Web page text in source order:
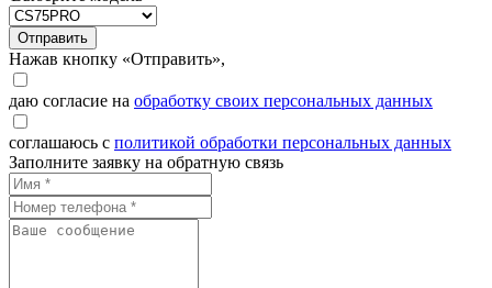
Отправить
Нажав кнопку «Отправить»,
даю согласие на обработку своих персональных данных
соглашаюсь с политикой обработки персональных данных
Заполните заявку на обратную связь